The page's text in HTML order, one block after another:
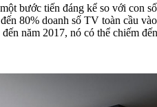
bước tiến đáng kể so với con
80% doanh số TV toàn cầu
năm 2017, nó có thể chiếm